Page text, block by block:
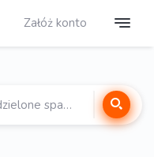
Załóż konto